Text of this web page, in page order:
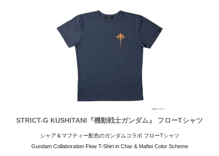
STRICT-G KUSHITANI『機動戦士ガンダム』 フローTシャツ
シャア＆マフティー配色のガンダムコラボ フローTシャツ
Gundam Collaboration Flow T-Shirt in Char & Maftei Color Scheme